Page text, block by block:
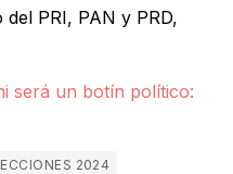
PRI, PAN y PRD,
será un botín político:
2024